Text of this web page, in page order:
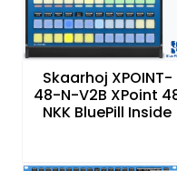
Skaarhoj XPOINT-
48-N-V2B XPoint
NKK BluePill Inside